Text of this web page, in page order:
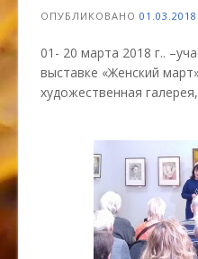
ОПУБЛИКОВАНО 01.03.2018
01- 20 марта 2018 г..
выставке «Женский
художественная